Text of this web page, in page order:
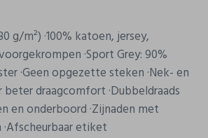
g/m²) ·100% katoen, jersey,
·Sport Grey: 90%
·Geen opgezette steken ·Nek- en
draagcomfort ·Dubbeldraads
en onderboord ·Zijnaden met
etiket